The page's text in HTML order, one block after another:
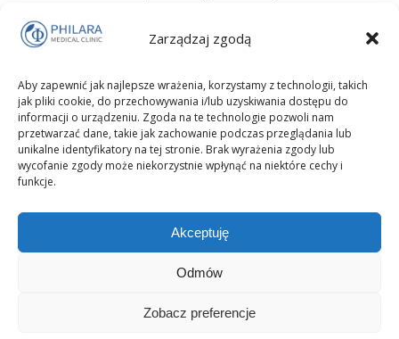
Zarządzaj zgodą
Aby zapewnić jak najlepsze wrażenia, korzystamy z technologii, takich
jak pliki cookie, do przechowywania i/lub uzyskiwania dostępu do
informacji o urządzeniu. Zgoda na te technologie pozwoli nam
przetwarzać dane, takie jak zachowanie podczas przeglądania lub
unikalne identyfikatory na tej stronie. Brak wyrażenia zgody lub
wycofanie zgody może niekorzystnie wpłynąć na niektóre cechy i
funkcje.
Akceptuję
Odmów
Zobacz preferencje
płodu przebiega prawidłowo – bez ryzyka dla mamy i malucha.
wykonania oraz różnice między badaniami inwazyjnymi i
nieinwazyjnymi.